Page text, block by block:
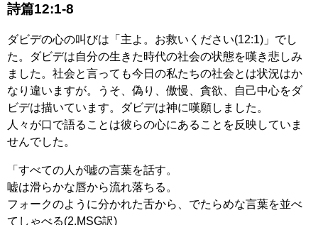
詩篇12:1-8
ダビデの心の叫びは「主よ。お救いください(12:1)」でし
た。ダビデは自分の生きた時代の社会の状態を嘆き悲しみ
ました。社会と言っても今日の私たちの社会とは状況はか
なり違いますが。うそ、偽り、傲慢、貪欲、自己中心をダ
ビデは描いています。ダビデは神に嘆願しました。
人々が口で語ることは彼らの心にあることを反映していま
せんでした。
「すべての人が嘘の言葉を話す。
嘘は滑らかな唇から流れ落ちる。
フォークのように分かれた舌から、でたらめな言葉を並べ
てしゃべる(2,MSG訳)